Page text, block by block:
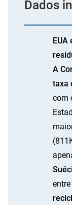
Dados
EUA
A
taxa
com